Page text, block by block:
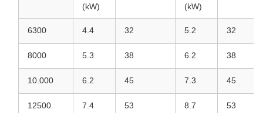
(kW)
(kW)
6300 4.4 32 5.2 32
8000 5.3 38 6.2 38
10.000 6.2 45 7.3 45
12500 7.4 53 8.7 53